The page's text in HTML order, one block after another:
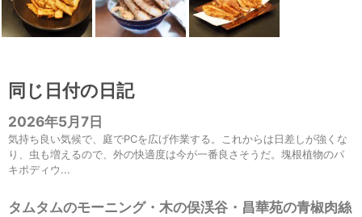
同じ日付の日記
2026年5月7日
気持ち良い気候で、庭でPCを広げ作業する。これからは日差しが強くな
り、虫も増えるので、外の快適度は今が一番良さそうだ。塊根植物のパ
キポディウ...
タムタムのモーニング・木の俣渓谷・昌華苑の青椒肉絲